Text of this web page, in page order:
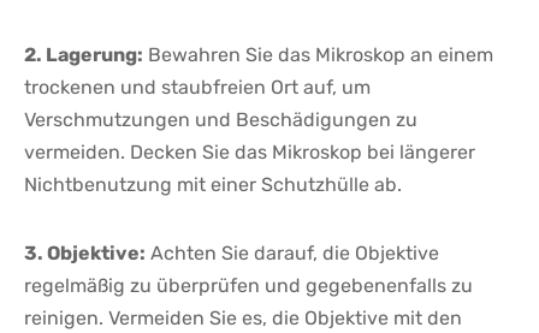
2. Lagerung: Bewahren Sie das Mikroskop an einem
trockenen und staubfreien Ort auf,​ um
Verschmutzungen ‌und Beschädigungen zu
vermeiden. Decken Sie das Mikroskop bei längerer
Nichtbenutzung mit einer Schutzhülle ab.
3. ⁢Objektive: Achten Sie darauf, die Objektive
regelmäßig zu überprüfen und gegebenenfalls zu
reinigen. Vermeiden Sie⁤ es, die Objektive mit den